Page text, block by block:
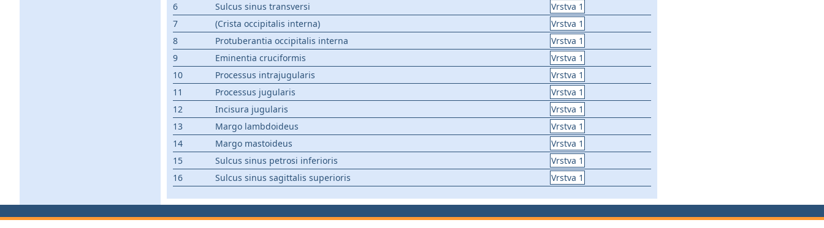
6
Sulcus sinus transversi
Vrstva 1
7
(Crista occipitalis interna)
Vrstva 1
8
Protuberantia occipitalis interna
Vrstva 1
9
Eminentia cruciformis
Vrstva 1
10
Processus intrajugularis
Vrstva 1
11
Processus jugularis
Vrstva 1
12
Incisura jugularis
Vrstva 1
13
Margo lambdoideus
Vrstva 1
14
Margo mastoideus
Vrstva 1
15
Sulcus sinus petrosi inferioris
Vrstva 1
16
Sulcus sinus sagittalis superioris Vrstva 1